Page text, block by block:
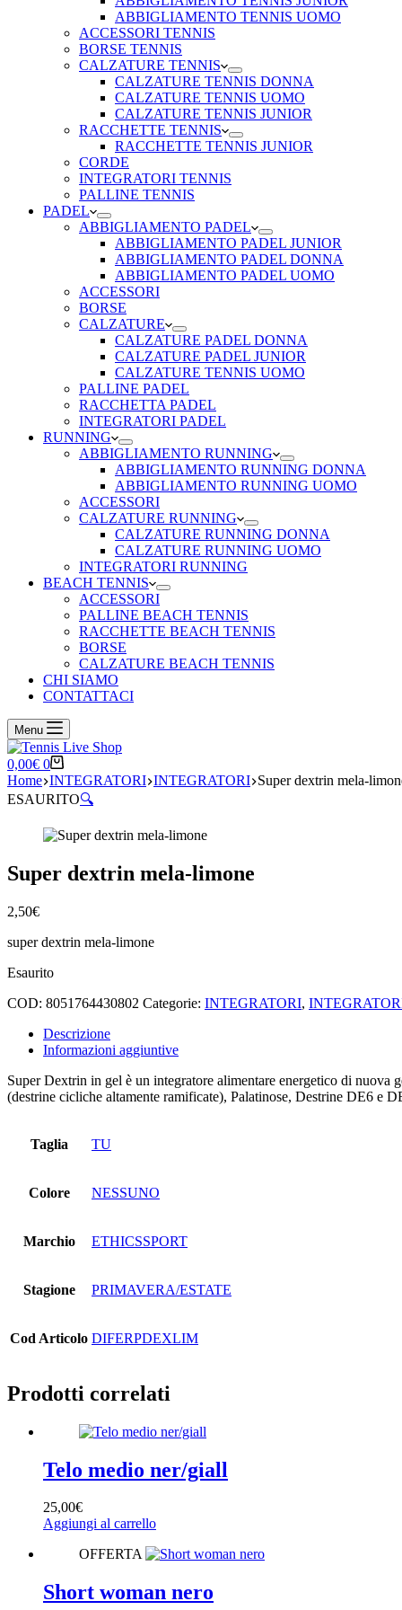
ABBIGLIAMENTO TENNIS UOMO
ACCESSORI TENNIS
BORSE TENNIS
CALZATURE TENNIS
CALZATURE TENNIS DONNA
CALZATURE TENNIS UOMO
CALZATURE TENNIS JUNIOR
RACCHETTE TENNIS
RACCHETTE TENNIS JUNIOR
CORDE
INTEGRATORI TENNIS
PALLINE TENNIS
PADEL
ABBIGLIAMENTO PADEL
ABBIGLIAMENTO PADEL JUNIOR
ABBIGLIAMENTO PADEL DONNA
ABBIGLIAMENTO PADEL UOMO
ACCESSORI
BORSE
CALZATURE
CALZATURE PADEL DONNA
CALZATURE PADEL JUNIOR
CALZATURE TENNIS UOMO
PALLINE PADEL
RACCHETTA PADEL
INTEGRATORI PADEL
RUNNING
ABBIGLIAMENTO RUNNING
ABBIGLIAMENTO RUNNING DONNA
ABBIGLIAMENTO RUNNING UOMO
ACCESSORI
CALZATURE RUNNING
CALZATURE RUNNING DONNA
CALZATURE RUNNING UOMO
INTEGRATORI RUNNING
BEACH TENNIS
ACCESSORI
PALLINE BEACH TENNIS
RACCHETTE BEACH TENNIS
BORSE
CALZATURE BEACH TENNIS
CHI SIAMO
CONTATTACI
Menu
Carrello
0,00€ 0
Home INTEGRATORI INTEGRATORI Super dextrin mela-
ESAURITO🔍
Super dextrin mela-limone
2,50€
super dextrin mela-limone
Esaurito
COD: 8051764430802 Categorie: INTEGRATORI,
Descrizione
Informazioni aggiuntive
Super Dextrin in gel è un integratore alimentare energetico di nuova
(destrine cicliche altamente ramificate), Palatinose, Destrine DE6 e
Taglia TU
Colore NESSUNO
Marchio ETHICSSPORT
Stagione PRIMAVERA/ESTATE
Cod Articolo DIFERPDEXLIM
Prodotti correlati
Telo medio ner/giall
25,00€
Aggiungi al carrello
OFFERTA
Short woman nero